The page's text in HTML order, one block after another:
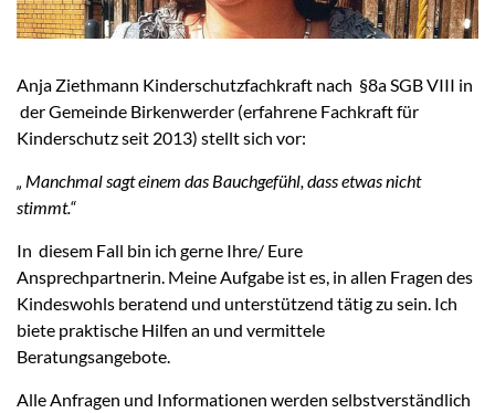
Anja Ziethmann Kinderschutzfachkraft nach §8a SGB VIII in
der Gemeinde Birkenwerder (erfahrene Fachkraft für
Kinderschutz seit 2013) stellt sich vor:
„ Manchmal sagt einem das Bauchgefühl, dass etwas nicht
stimmt.“
In diesem Fall bin ich gerne Ihre/ Eure
Ansprechpartnerin. Meine Aufgabe ist es, in allen Fragen des
Kindeswohls beratend und unterstützend tätig zu sein. Ich
biete praktische Hilfen an und vermittele
Beratungsangebote.
Alle Anfragen und Informationen werden selbstverständlich